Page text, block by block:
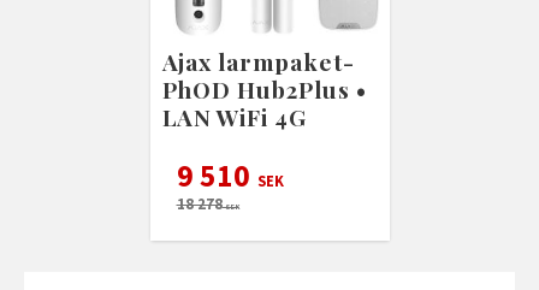
Ajax larmpaket-
PhOD Hub2Plus •
LAN WiFi 4G
9 510 SEK
18 278SEK